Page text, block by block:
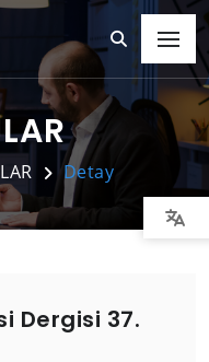
Detay
Dergisi 37.